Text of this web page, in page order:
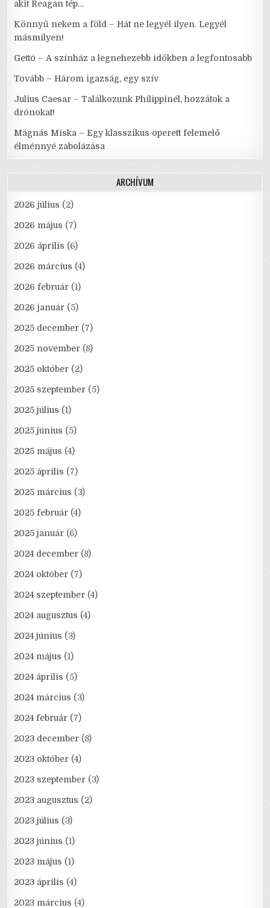
akit Reagan tép…
Könnyű nekem a föld – Hát ne legyél ilyen. Legyél
másmilyen!
Gettó – A színház a legnehezebb időkben a legfontosabb
Tovább – Három igazság, egy szív
Julius Caesar – Találkozunk Philippinél, hozzátok a
drónokat!
Mágnás Miska – Egy klasszikus operett felemelő
élménnyé zabolázása
ARCHÍVUM
2026 július (2)
2026 május (7)
2026 április (6)
2026 március (4)
2026 február (1)
2026 január (5)
2025 december (7)
2025 november (8)
2025 október (2)
2025 szeptember (5)
2025 július (1)
2025 június (5)
2025 május (4)
2025 április (7)
2025 március (3)
2025 február (4)
2025 január (6)
2024 december (8)
2024 október (7)
2024 szeptember (4)
2024 augusztus (4)
2024 június (3)
2024 május (1)
2024 április (5)
2024 március (3)
2024 február (7)
2023 december (8)
2023 október (4)
2023 szeptember (3)
2023 augusztus (2)
2023 július (3)
2023 június (1)
2023 május (1)
2023 április (4)
2023 március (4)